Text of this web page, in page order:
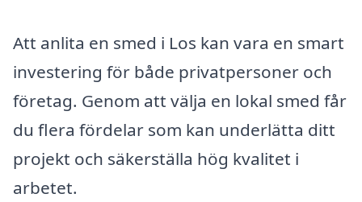
Att anlita en smed i Los kan vara en smart
investering för både privatpersoner och
företag. Genom att välja en lokal smed får
du flera fördelar som kan underlätta ditt
projekt och säkerställa hög kvalitet i
arbetet.